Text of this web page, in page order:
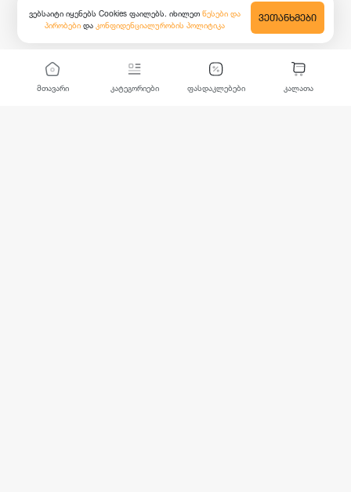
მთავარი კატეგორიები ფასდაკლებები კალათა
ვებსაიტი იყენებს Cookies ფაილებს. იხილეთ წესები და
პირობები და კონფიდენციალურობის პოლიტიკა
ᲕᲔᲗᲐᲜᲮᲛᲔᲑᲘ